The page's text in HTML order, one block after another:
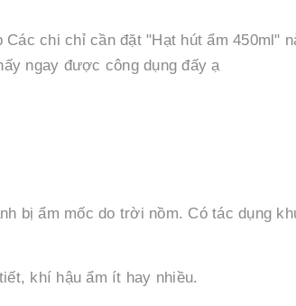
Các chi chỉ cần đặt "Hạt hút ẩm 450ml"
ngay được công dụng đấy ạ
bị ẩm mốc do trời nồm. Có tác dụng
khí hậu ẩm ít hay nhiều.